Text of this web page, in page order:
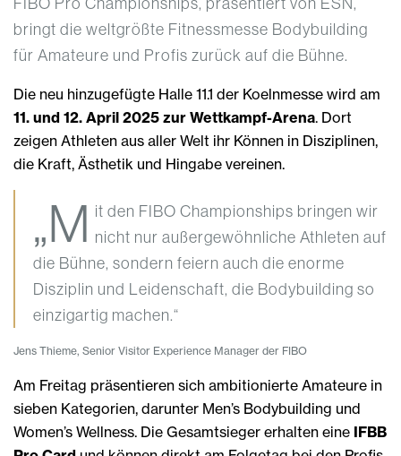
bringt die weltgrößte Fitnessmesse Bodybuilding
für Amateure und Profis zurück auf die Bühne.
Die neu hinzugefügte Halle 11.1 der Koelnmesse wird am
11. und 12. April 2025 zur Wettkampf-Arena. Dort
zeigen Athleten aus aller Welt ihr Können in Disziplinen,
die Kraft, Ästhetik und Hingabe vereinen.
„M it den FIBO Championships bringen wir
nicht nur außergewöhnliche Athleten auf
die Bühne, sondern feiern auch die enorme
Disziplin und Leidenschaft, die Bodybuilding so
einzigartig machen.“
Jens Thieme, Senior Visitor Experience Manager der FIBO
Am Freitag präsentieren sich ambitionierte Amateure in
sieben Kategorien, darunter Men’s Bodybuilding und
Women’s Wellness. Die Gesamtsieger erhalten eine IFBB